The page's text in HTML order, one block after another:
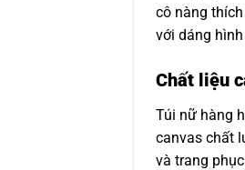
cô nàng
với dáng
Chất liệu
Túi nữ hàng
canvas chất
và trang